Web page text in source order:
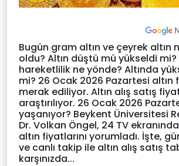
Bugün gram altın ve çeyrek altın
oldu? Altın düştü mü yükseldi mi?
hareketlilik ne yönde? Altında
mi? 26 Ocak 2026 Pazartesi altın
merak ediliyor. Altın alış satış
araştırılıyor. 26 Ocak 2026
yaşanıyor? Beykent Üniversitesi
Dr. Volkan Öngel, 24 TV
altın fiyatlarını yorumladı. İşte,
ve canlı takip ile altın alış satış
karşınızda...